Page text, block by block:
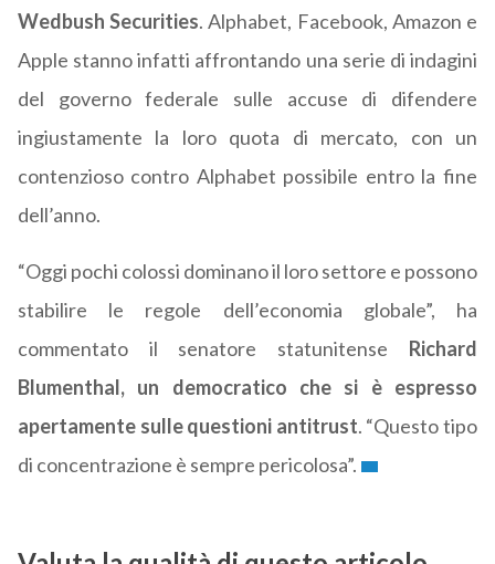
Wedbush Securities. Alphabet, Facebook, Amazon e
Apple stanno infatti affrontando una serie di indagini
del governo federale sulle accuse di difendere
ingiustamente la loro quota di mercato, con un
contenzioso contro Alphabet possibile entro la fine
dell’anno.
“Oggi pochi colossi dominano il loro settore e possono
stabilire le regole dell’economia globale”, ha
commentato il senatore statunitense Richard
Blumenthal, un democratico che si è espresso
apertamente sulle questioni antitrust. “Questo tipo
di concentrazione è sempre pericolosa”.